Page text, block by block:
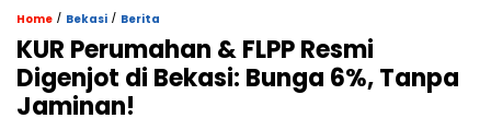
Home / Bekasi / Berita
KUR Perumahan & FLPP Resmi
Digenjot di Bekasi: Bunga 6%, Tanpa
Jaminan!